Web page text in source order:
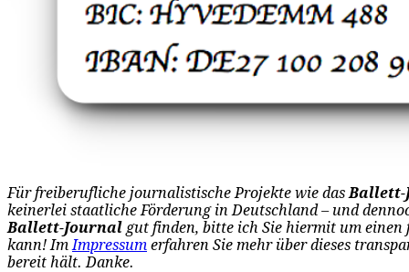
Für freiberufliche journalistische Projekte wie dasBallett-
keinerlei staatliche Förderung in Deutschland – und
Ballett-Journal gut finden, bitte ich Sie hiermit um
kann! ImImpressum erfahren Sie mehr über dieses
bereit hält. Danke.